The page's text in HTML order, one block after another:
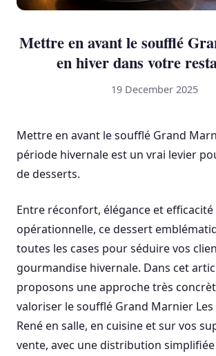
Mettre en avant le soufflé
en hiver dans votre
19 December 2025
Mettre en avant le soufflé Grand
période hivernale est un vrai levier
de desserts.
Entre réconfort, élégance et efficacité
opérationnelle, ce dessert
toutes les cases pour séduire vos
gourmandise hivernale. Dans cet
proposons une approche très
valoriser le soufflé Grand Marnier Les
René en salle, en cuisine et sur vos
vente, avec une distribution simplifiée